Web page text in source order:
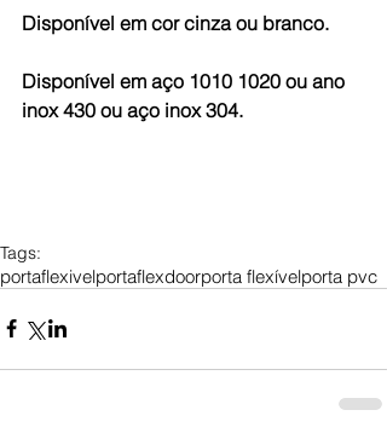
Disponível em cor cinza ou branco.
Disponível em aço 1010 1020 ou ano
inox 430 ou aço inox 304.
Tags:
portaflexivelportaflexdoorporta flexívelporta pvc